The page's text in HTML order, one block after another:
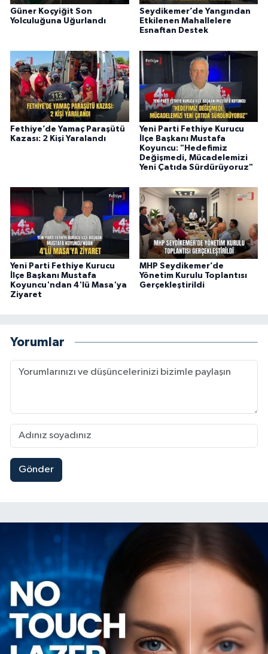
Güner Koçyiğit Son
Yolculuğuna Uğurlandı
Seydikemer’de Yangından
Etkilenen Mahallelere
Esnaftan Destek
Fethiye’de Yamaç Paraşütü
Kazası: 2 Kişi Yaralandı
Yeni Parti Fethiye Kurucu
İlçe Başkanı Mustafa
Koyuncu: "Hedefimiz
Değişmedi, Mücadelemizi
Yeni Çatıda Sürdürüyoruz"
Yeni Parti Fethiye Kurucu
İlçe Başkanı Mustafa
Koyuncu'ndan 4'lü Masa'ya
Ziyaret
MHP Seydikemer’de
Yönetim Kurulu Toplantısı
Gerçekleştirildi
Yorumlar
Gönder